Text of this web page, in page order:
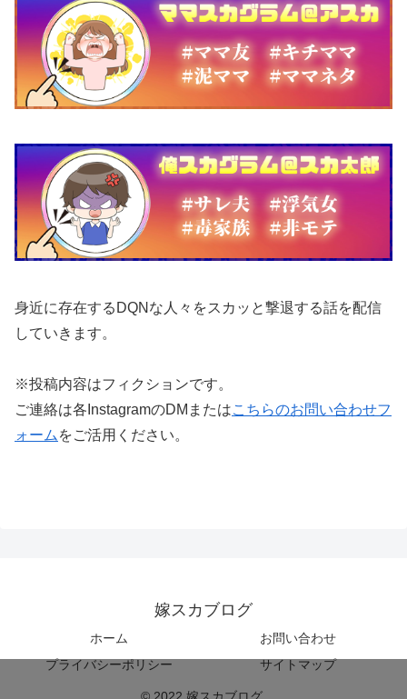
身近に存在するDQNな人々をスカッと撃退する話を配信
していきます。
※投稿内容はフィクションです。
ご連絡は各InstagramのDMまたはこちらのお問い合わせフ
ォーム をご活用ください。
嫁スカブログ
ホーム
お問い合わせ
プライバシーポリシー
サイトマップ